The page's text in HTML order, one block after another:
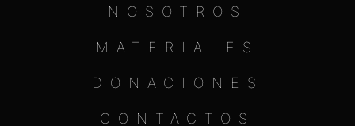
NOSOTROS
MATERIALES
DONACIONES
CONTACTOS